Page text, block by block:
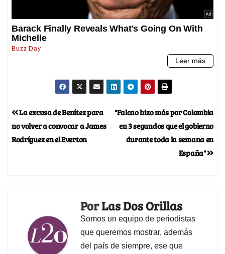
"Falcao hizo más por Colombia
en 3 segundos que el gobierno
durante toda la semana en
España"
La excusa de Benítez para
no volver a convocar a James
Rodríguez en el Everton
PorLas Dos Orillas
Somos un equipo de periodistas
que queremos mostrar, además
del país de siempre, ese que